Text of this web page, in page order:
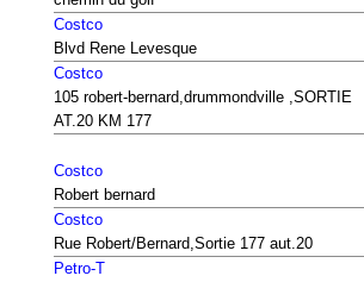
Costco
Blvd Rene Levesque
Costco
105 robert-bernard,drummondville ,SORTIE
AT.20 KM 177
Costco
Robert bernard
Costco
Rue Robert/Bernard,Sortie 177 aut.20
Petro-T